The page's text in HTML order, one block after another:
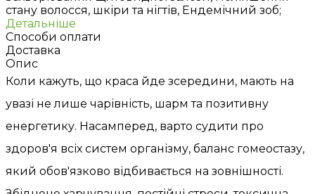
стану волосся, шкіри та нігтів, Ендемічний зоб;
Детальніше
Способи оплати
Доставка
Опис
Коли кажуть, що краса йде зсередини, мають на
увазі не лише чарівність, шарм та позитивну
енергетику. Насамперед, варто судити про
здоров'я всіх систем організму, баланс гомеостазу,
який обов'язково відбивається на зовнішності.